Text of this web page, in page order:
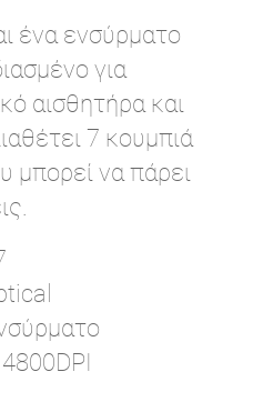
ένα ενσύρματο
για
αισθητήρα και
7 κουμπιά
μπορεί να πάρει